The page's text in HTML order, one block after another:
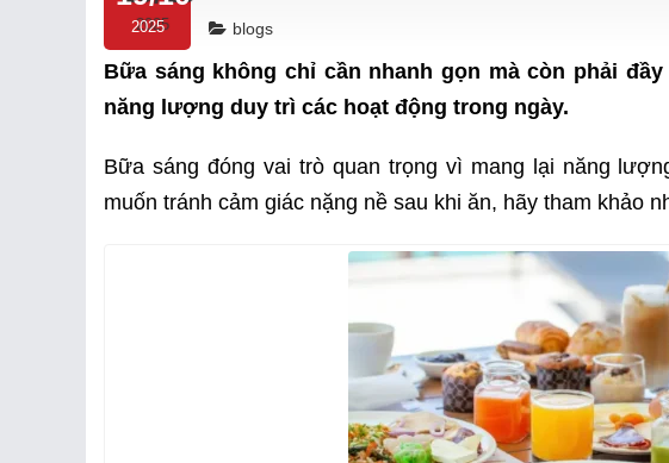
2025 blogs
Bữa sáng không chỉ cần nhanh gọn mà còn phải
năng lượng duy trì các hoạt động trong ngày.
Bữa sáng đóng vai trò quan trọng vì mang lại năng
muốn tránh cảm giác nặng nề sau khi ăn, hãy tham khảo